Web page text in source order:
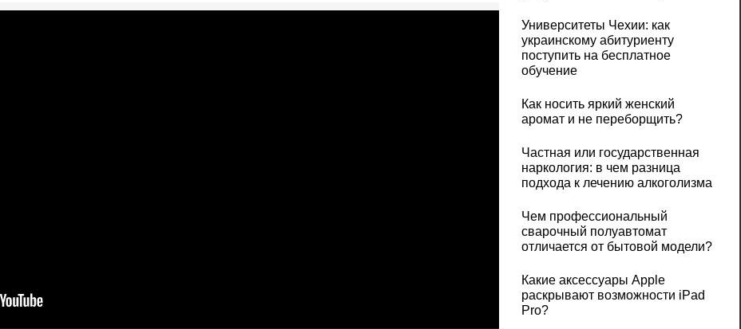
Университеты Чехии: как
украинскому абитуриенту
поступить на бесплатное
обучение
Как носить яркий женский
аромат и не переборщить?
Частная или государственная
наркология: в чем разница
подхода к лечению алкоголизма
Чем профессиональный
сварочный полуавтомат
отличается от бытовой модели?
Какие аксессуары Apple
раскрывают возможности iPad
Pro?